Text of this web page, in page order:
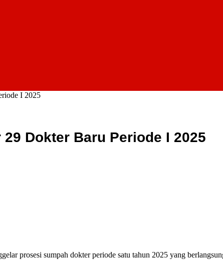
I 2025
Dokter Baru Periode I 2025
prosesi sumpah dokter periode satu tahun 2025 yang